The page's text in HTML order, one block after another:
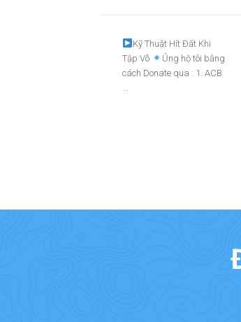
Kỹ Thuật Hít Đất Khi
Tập Võ
Ủng hộ tôi bằng
cách Donate qua : 1. ACB